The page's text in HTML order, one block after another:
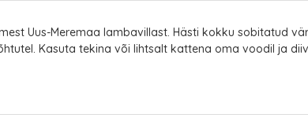
Uus-Meremaa lambavillast. Hästi kokku sobitatud
Kasuta tekina või lihtsalt kattena oma voodil ja